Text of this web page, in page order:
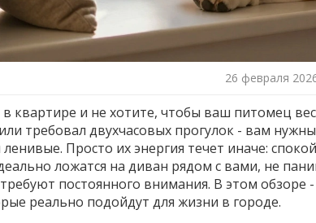
26 февраля
квартире и не хотите, чтобы ваш питомец
требовал двухчасовых прогулок - вам
Просто их энергия течет иначе:
ложатся на диван рядом с вами, не
постоянного внимания. В этом обзоре
реально подойдут для жизни в городе.